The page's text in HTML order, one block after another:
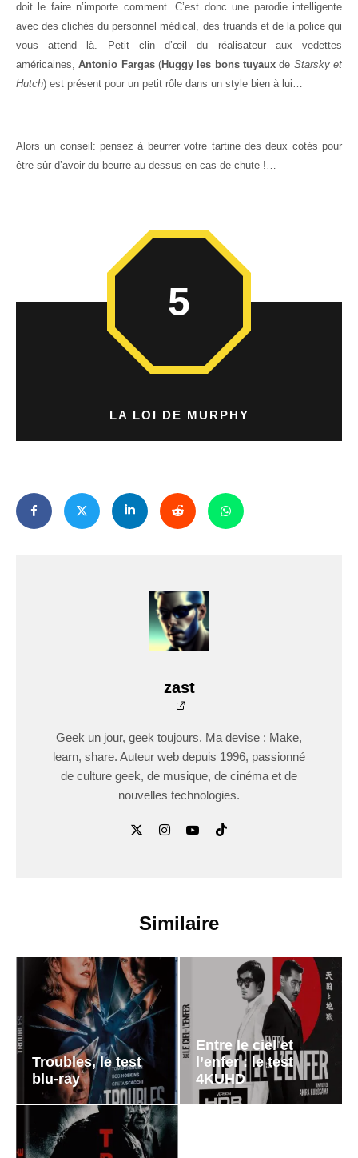
doit le faire n’importe comment. C’est donc une parodie intelligente
avec des clichés du personnel médical, des truands et de la police qui
vous attend là. Petit clin d’œil du réalisateur aux vedettes
américaines,Antonio Fargas(Huggy les bons tuyaux de Starsky et
Hutch) est présent pour un petit rôle dans un style bien à lui…
Alors un conseil: pensez à beurrer votre tartine des deux cotés pour
être sûr d’avoir du beurre au dessus en cas de chute !…
LA LOI DE MURPHY
5
zast
Geek un jour, geek toujours. Ma devise : Make,
learn, share. Auteur web depuis 1996, passionné
de culture geek, de musique, de cinéma et de
nouvelles technologies.
Similaire
Troubles, le test
blu-ray
Entre le ciel et
l’enfer : le test
4KUHD